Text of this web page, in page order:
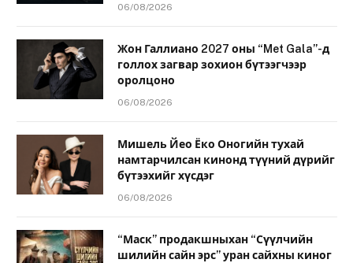
06/08/2026
Жон Галлиано 2027 оны “Met Gala”-д
голлох загвар зохион бүтээгчээр
оролцоно
06/08/2026
Мишель Йео Ёко Оногийн тухай
намтарчилсан кинонд түүний дүрийг
бүтээхийг хүсдэг
06/08/2026
“Маск” продакшныхан “Сүүлчийн
шилийн сайн эрс” уран сайхны киног